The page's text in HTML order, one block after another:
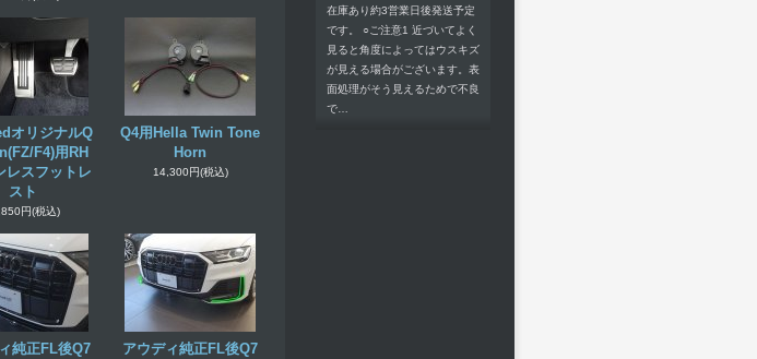
オリジナルQ
F4)用RH
レスフットレ
スト
円(税込)
Q4用Hella Twin Tone
Horn
14,300円(税込)
純正FL後Q7
アウディ純正FL後Q7
在庫あり約3営業日後発送予定
です。 ○ご注意1 近づいてよく
見ると角度によってはウスキズ
が見える場合がございます。表
面処理がそう見えるためで不良
で…